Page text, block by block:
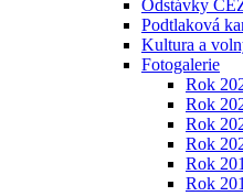
Odstávky
Podtlaková
Kultura a
Fotogalerie
Rok
Rok
Rok
Rok
Rok
Rok